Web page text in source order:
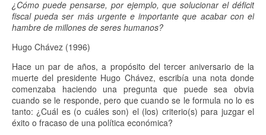
¿Cómo puede pensarse, por ejemplo, que solucionar el déficit
fiscal pueda ser más urgente e importante que acabar con el
hambre de millones de seres humanos?
Hugo Chávez (1996)
Hace un par de años, a propósito del tercer aniversario de la
muerte del presidente Hugo Chávez, escribía una nota donde
comenzaba haciendo una pregunta que puede sea obvia
cuando se le responde, pero que cuando se le formula no lo es
tanto: ¿Cuál es (o cuáles son) el (los) criterio(s) para juzgar el
éxito o fracaso de una política económica?